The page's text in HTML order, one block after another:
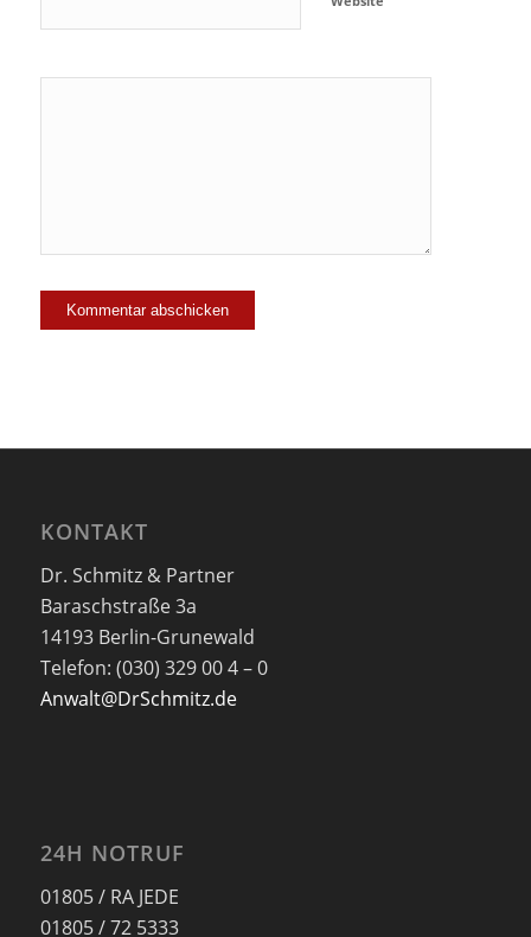
KONTAKT
Dr. Schmitz & Partner
Baraschstraße 3a
14193 Berlin-Grunewald
Telefon: (030) 329 00 4 – 0
Anwalt@DrSchmitz.de
24H NOTRUF
01805 / RA JEDE
01805 / 72 5333